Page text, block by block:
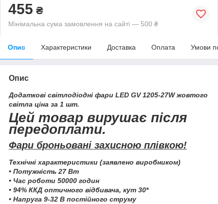
455 ₴
Мінімальна сума замовлення на сайті — 500 ₴
Опис Характеристики Доставка Оплата Умови
Опис
Додаткові світлодіодні фари LED GV 1205-27W жовтого
світла ціна за 1 шт.
Цей товар вирушає після
передоплати.
Фари броньовані захисною плівкою!
Технічні характеристики (заявлено виробником)
• Потужність 27 Вт
• Час роботи 50000 годин
• 94% ККД оптичного відбивача, кут 30*
• Напруга 9-32 В постійного струму